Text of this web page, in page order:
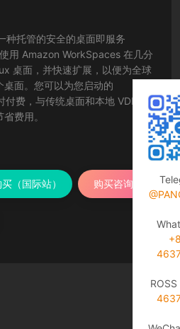
种托管的安全的桌面即服务
用 Amazon WorkSpaces 在几分
桌面，并快速扩展，以便为全球
面。您可以为您启动的
费，与传统桌面和本地 VDI 解决
费用。
（国际站） 购买咨询